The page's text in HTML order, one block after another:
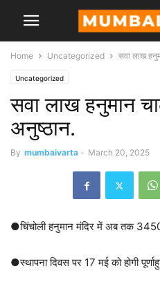
Home Uncategorized सवा लाख
Uncategorized
सवा लाख हनुमान
अनुष्ठान.
By mumbaivarta - March 20, 2025
●चिंचोली हनुमान मंदिर में अब तक
●स्थापना दिवस पर 17 मई को होगी